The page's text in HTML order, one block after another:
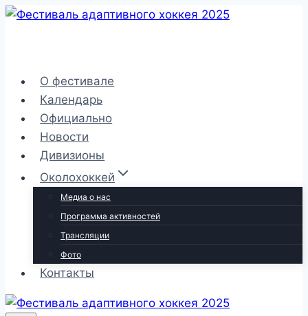
Перейти
О фестивале
Календарь
Официально
Новости
Дивизионы
Околохоккей
Медиа о нас
Программа активностей
Трансляции
Фото
Контакты